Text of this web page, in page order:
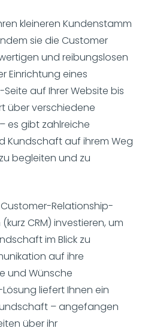
kleineren Kundenstamm
sie die Customer
und reibungslosen
Einrichtung eines
auf Ihrer Website bis
über verschiedene
es gibt zahlreiche
Kundschaft auf ihrem Weg
begleiten und zu
Relationship-
CRM) investieren, um
im Blick zu
auf ihre
und Wünsche
liefert Ihnen ein
– angefangen
über ihr